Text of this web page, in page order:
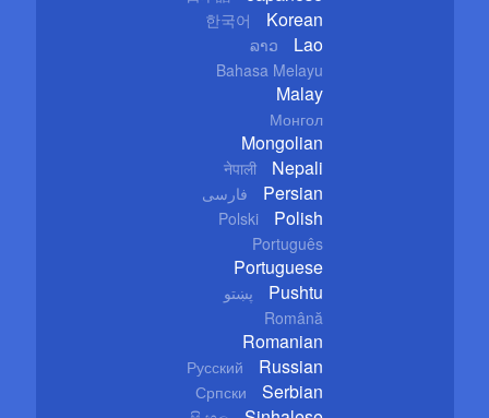
한국어 Korean
ລາວ Lao
Bahasa Melayu
Malay
Монгол
Mongolian
नेपाली Nepali
فارسی Persian
Polski Polish
Português
Portuguese
پښتو Pushtu
Română
Romanian
Русский Russian
Српски Serbian